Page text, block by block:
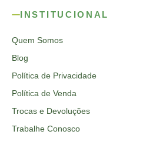
INSTITUCIONAL
Quem Somos
Blog
Política de Privacidade
Política de Venda
Trocas e Devoluções
Trabalhe Conosco